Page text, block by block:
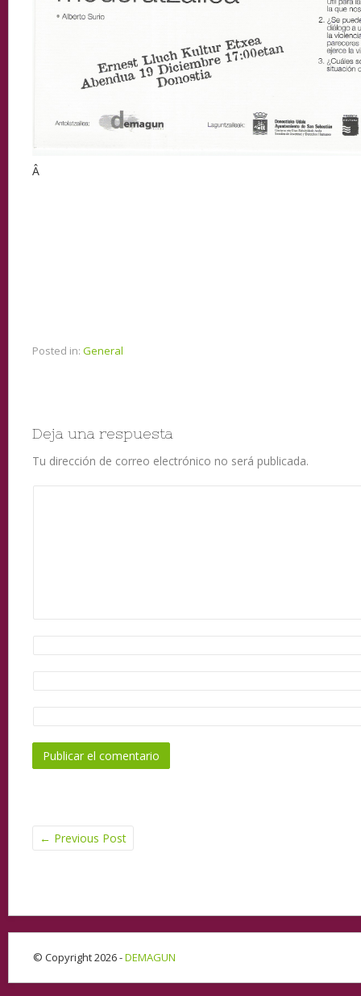
Â
Posted in: General
Deja una respuesta
Tu dirección de correo electrónico no será publicada.
← Previous Post
© Copyright 2026 -DEMAGUN